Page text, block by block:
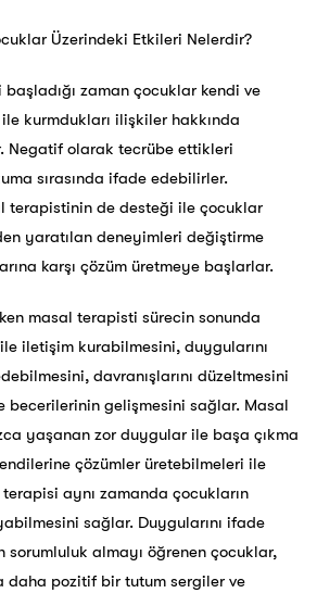
Üzerindeki Etkileri Nelerdir?
başladığı zaman çocuklar kendi ve
kurmdukları ilişkiler hakkında
Negatif olarak tecrübe ettikleri
sırasında ifade edebilirler.
terapistinin de desteği ile çocuklar
yaratılan deneyimleri değiştirme
karşı çözüm üretmeye başlarlar.
masal terapisti sürecin sonunda
iletişim kurabilmesini, duygularını
davranışlarını düzeltmesini
becerilerinin gelişmesini sağlar. Masal
yaşanan zor duygular ile başa çıkma
çözümler üretebilmeleri ile
terapisi aynı zamanda çocukların
sağlar. Duygularını ifade
sorumluluk almayı öğrenen çocuklar,
daha pozitif bir tutum sergiler ve